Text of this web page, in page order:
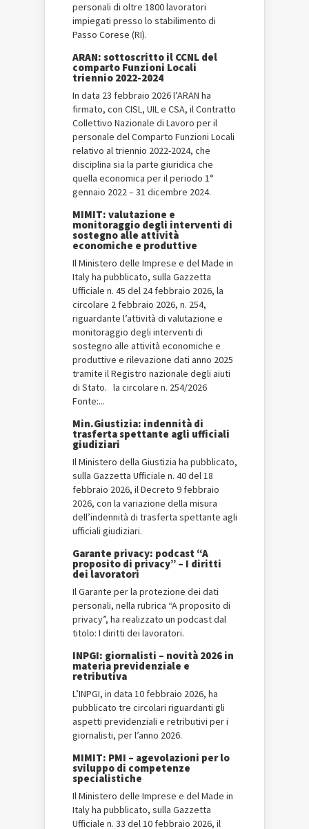
personali di oltre 1800 lavoratori
impiegati presso lo stabilimento di
Passo Corese (RI).
ARAN: sottoscritto il CCNL del
comparto Funzioni Locali
triennio 2022-2024
In data 23 febbraio 2026 l’ARAN ha
firmato, con CISL, UIL e CSA, il Contratto
Collettivo Nazionale di Lavoro per il
personale del Comparto Funzioni Locali
relativo al triennio 2022-2024, che
disciplina sia la parte giuridica che
quella economica per il periodo 1°
gennaio 2022 – 31 dicembre 2024.
MIMIT: valutazione e
monitoraggio degli interventi di
sostegno alle attività
economiche e produttive
Il Ministero delle Imprese e del Made in
Italy ha pubblicato, sulla Gazzetta
Ufficiale n. 45 del 24 febbraio 2026, la
circolare 2 febbraio 2026, n. 254,
riguardante l’attività di valutazione e
monitoraggio degli interventi di
sostegno alle attività economiche e
produttive e rilevazione dati anno 2025
tramite il Registro nazionale degli aiuti
di Stato. la circolare n. 254/2026
Fonte:...
Min.Giustizia: indennità di
trasferta spettante agli ufficiali
giudiziari
Il Ministero della Giustizia ha pubblicato,
sulla Gazzetta Ufficiale n. 40 del 18
febbraio 2026, il Decreto 9 febbraio
2026, con la variazione della misura
dell’indennità di trasferta spettante agli
ufficiali giudiziari.
Garante privacy: podcast “A
proposito di privacy” – I diritti
dei lavoratori
Il Garante per la protezione dei dati
personali, nella rubrica “A proposito di
privacy”, ha realizzato un podcast dal
titolo: I diritti dei lavoratori.
INPGI: giornalisti – novità 2026 in
materia previdenziale e
retributiva
L’INPGI, in data 10 febbraio 2026, ha
pubblicato tre circolari riguardanti gli
aspetti previdenziali e retributivi per i
giornalisti, per l’anno 2026.
MIMIT: PMI – agevolazioni per lo
sviluppo di competenze
specialistiche
Il Ministero delle Imprese e del Made in
Italy ha pubblicato, sulla Gazzetta
Ufficiale n. 33 del 10 febbraio 2026, il